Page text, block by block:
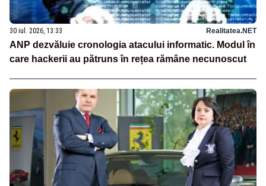
30 iul. 2026, 13:33 Realitatea.NET
ANP dezvăluie cronologia atacului informatic. Modul în
care hackerii au pătruns în rețea rămâne necunoscut